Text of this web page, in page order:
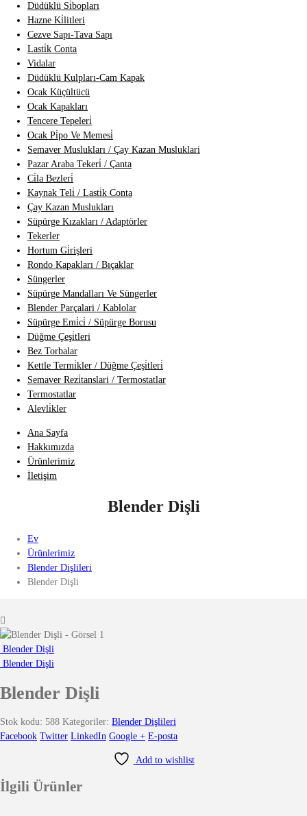
Düdüklü Si̇bopları
Hazne Ki̇litleri
Cezve Sapı-Tava Sapı
Lasti̇k Conta
Vidalar
Düdüklü Kulpları-Cam Kapak
Ocak Küçültücü
Ocak Kapakları
Tencere Tepeleri̇
Ocak Pi̇po Ve Memesi̇
Semaver Muslukları / Çay Kazan Musluklari
Pazar Araba Tekeri̇ / Çanta
Ci̇la Bezleri̇
Kaynak Teli̇ / Lasti̇k Conta
Çay Kazan Muslukları
Süpürge Kızakları / Adaptörler
Tekerler
Hortum Gi̇rişleri
Rondo Kapakları / Bıçaklar
Süngerler
Süpürge Mandalları Ve Süngerler
Blender Parçalari / Kablolar
Süpürge Emi̇ci̇ / Süpürge Borusu
Düğme Çeşi̇tleri
Bez Torbalar
Kettle Termi̇kler / Düğme Çeşi̇tleri̇
Semaver Rezi̇tanslari / Termostatlar
Termostatlar
Alevli̇kler
Ana Sayfa
Hakkımızda
Ürünlerimiz
İletişim
Blender Dişli
Ev
Ürünlerimiz
Blender Dişlileri
Blender Dişli
Blender Dişli
Blender Dişli
Blender Dişli
Stok kodu: 588 Kategoriler: Blender Dişlileri
Facebook Twitter LinkedIn Google + E-posta
Add to wishlist
İlgili Ürünler